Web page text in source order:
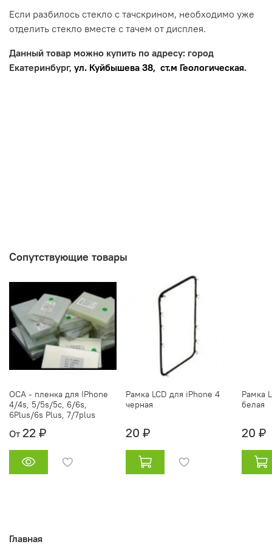
Если разбилось стекло с тачскрином, необходимо уже
отделить стекло вместе с тачем от дисплея.
Данный товар можно купить по адресу: город
Екатеринбург, ул. Куйбышева 38, ст.м Геологическая.
Сопутствующие товары
OCA - пленка для IPhone
4/4s, 5/5s/5c, 6/6s,
6Plus/6s Plus, 7/7plus
От 22 ₽
Рамка LCD для iPhone 4
черная
20 ₽
Рамка
белая
20 ₽
Главная